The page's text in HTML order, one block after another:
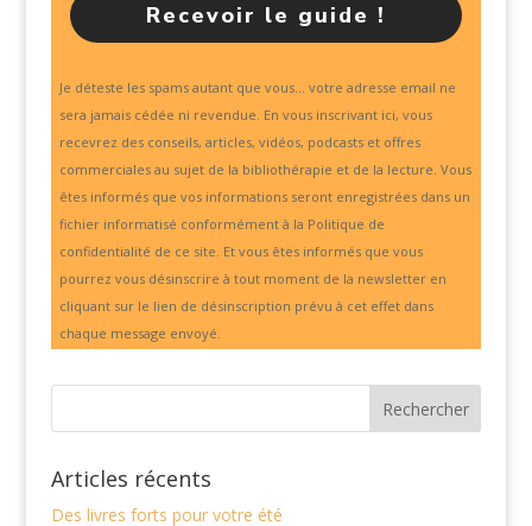
Recevoir le guide !
Je déteste les spams autant que vous... votre adresse email ne
sera jamais cédée ni revendue. En vous inscrivant ici, vous
recevrez des conseils, articles, vidéos, podcasts et offres
commerciales au sujet de la bibliothérapie et de la lecture. Vous
êtes informés que vos informations seront enregistrées dans un
fichier informatisé conformément à la Politique de
confidentialité de ce site. Et vous êtes informés que vous
pourrez vous désinscrire à tout moment de la newsletter en
cliquant sur le lien de désinscription prévu à cet effet dans
chaque message envoyé.
Articles récents
Des livres forts pour votre été